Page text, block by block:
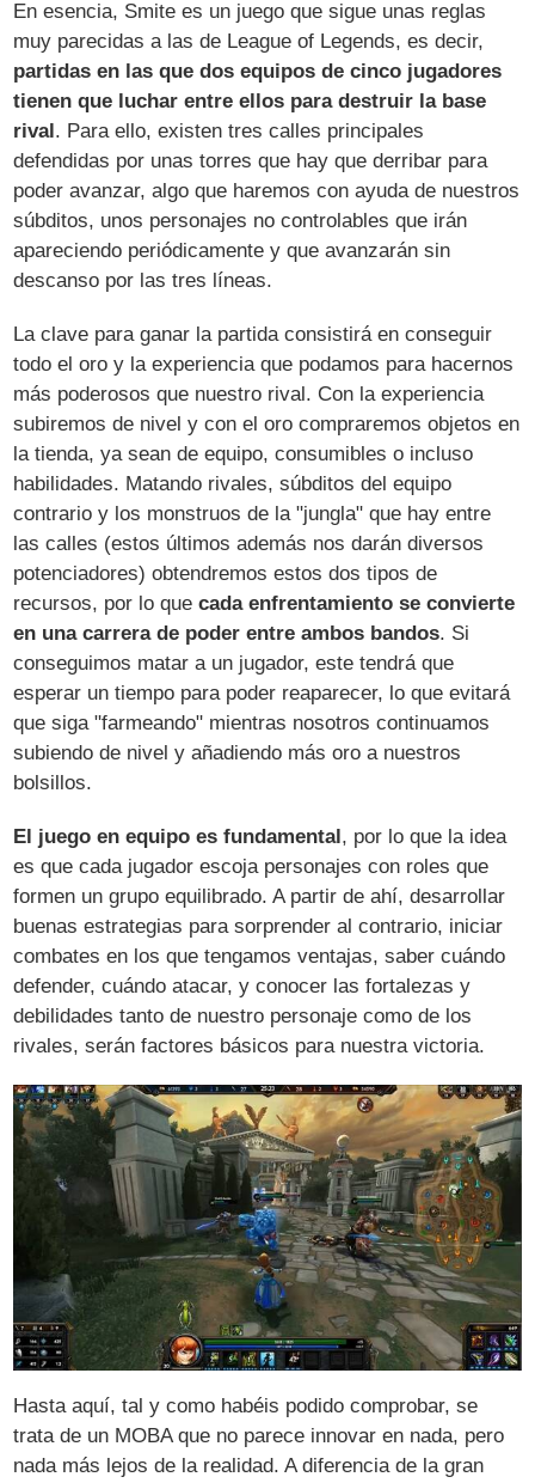
En esencia, Smite es un juego que sigue unas reglas
muy parecidas a las de League of Legends, es decir,
partidas en las que dos equipos de cinco jugadores
tienen que luchar entre ellos para destruir la base
rival . Para ello, existen tres calles principales
defendidas por unas torres que hay que derribar para
poder avanzar, algo que haremos con ayuda de nuestros
súbditos, unos personajes no controlables que irán
apareciendo periódicamente y que avanzarán sin
descanso por las tres líneas.
La clave para ganar la partida consistirá en conseguir
todo el oro y la experiencia que podamos para hacernos
más poderosos que nuestro rival. Con la experiencia
subiremos de nivel y con el oro compraremos objetos en
la tienda, ya sean de equipo, consumibles o incluso
habilidades. Matando rivales, súbditos del equipo
contrario y los monstruos de la "jungla" que hay entre
las calles (estos últimos además nos darán diversos
potenciadores) obtendremos estos dos tipos de
recursos, por lo quecada enfrentamiento se convierte
en una carrera de poder entre ambos bandos. Si
conseguimos matar a un jugador, este tendrá que
esperar un tiempo para poder reaparecer, lo que evitará
que siga "farmeando" mientras nosotros continuamos
subiendo de nivel y añadiendo más oro a nuestros
bolsillos.
El juego en equipo es fundamental , por lo que la idea
es que cada jugador escoja personajes con roles que
formen un grupo equilibrado. A partir de ahí, desarrollar
buenas estrategias para sorprender al contrario, iniciar
combates en los que tengamos ventajas, saber cuándo
defender, cuándo atacar, y conocer las fortalezas y
debilidades tanto de nuestro personaje como de los
rivales, serán factores básicos para nuestra victoria.
Hasta aquí, tal y como habéis podido comprobar, se
trata de un MOBA que no parece innovar en nada, pero
nada más lejos de la realidad. A diferencia de la gran